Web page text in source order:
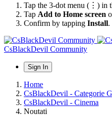
Tap the 3-dot menu (⋮) in
Tap Add to Home screen
Confirm by tapping Install.
CsBlackDevil Community
Sign In
Home
CsBlackDevil - Categorie
CsBlackDevil - Cinema
Noutati